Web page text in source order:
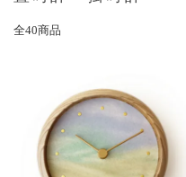
全40商品